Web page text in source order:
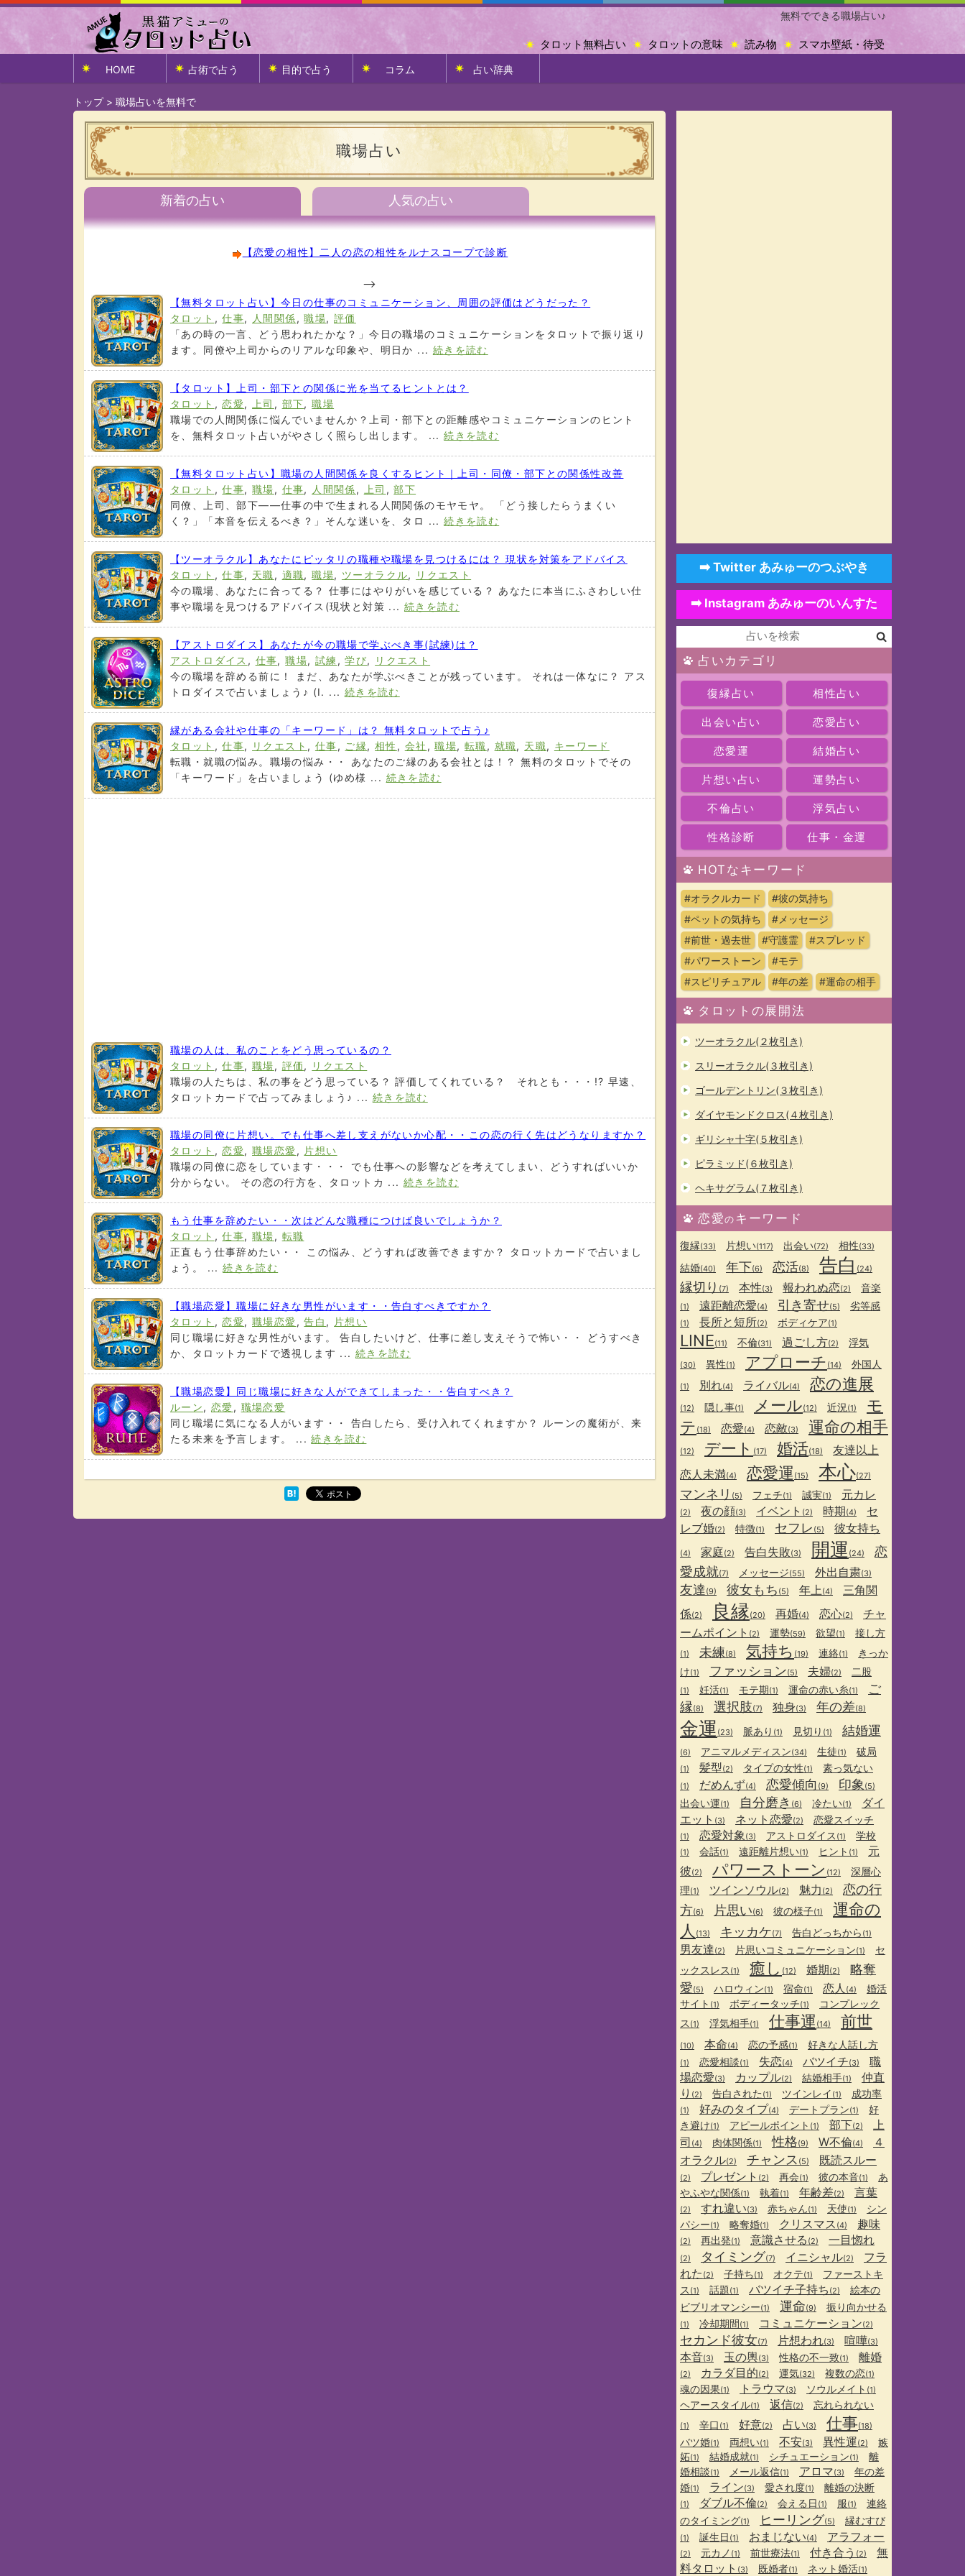
無料でできる職場占い♪
スマホ壁紙・待受
読み物
タロットの意味
タロット無料占い
HOME 占術で占う 目的で占う コラム 占い辞典
トップ> 職場占いを無料で
職場占い
新着の占い 人気の占い
【恋愛の相性】二人の恋の相性をルナスコープで診断
-->
【無料タロット占い】今日の仕事のコミュニケーション、周囲の評価はどうだった？
タロット ,仕事, 人間関係,職場,評価
「あの時の一言、どう思われたかな？」今日の職場のコミュニケーションをタロットで振り返り
ます。同僚や上司からのリアルな印象や、明日か ... 続きを読む
【タロット】上司・部下との関係に光を当てるヒントとは？
タロット ,恋愛, 上司 , 部下,職場
職場での人間関係に悩んでいませんか？上司・部下との距離感やコミュニケーションのヒント
を、無料タロット占いがやさしく照らし出します。 ...続きを読む
【無料タロット占い】職場の人間関係を良くするヒント｜上司・同僚・部下との関係性改善
タロット ,仕事,職場, 仕事, 人間関係, 上司 ,部下
同僚、上司、部下――仕事の中で生まれる人間関係のモヤモヤ。 「どう接したらうまくい
く？」「本音を伝えるべき？」そんな迷いを、タロ ...続きを読む
【ツーオラクル】あなたにピッタリの職種や職場を見つけるには？ 現状を対策をアドバイス
タロット ,仕事, 天職, 適職,職場, ツーオラクル,
リクエスト
今の職場、あなたに合ってる？ 仕事にはやりがいを感じている？ あなたに本当にふさわしい仕
事や職場を見つけるアドバイス(現状と対策 ... 続きを読む
【アストロダイス】あなたが今の職場で学ぶべき事(試練)は？
アストロダイス , 仕事,職場, 試練 ,学び,
リクエスト
今の職場を辞める前に！ まだ、あなたが学ぶべきことが残っています。 それは一体なに？ アス
トロダイスで占いましょう♪ (I. ... 続きを読む
縁がある会社や仕事の「キーワード」は？ 無料タロットで占う♪
タロット ,仕事, リクエスト , 仕事, ご縁,相性 , 会社 ,職場, 転職, 就職, 天職, キーワード
転職・就職の悩み。職場の悩み・・ あなたのご縁のある会社とは！？ 無料のタロットでその
「キーワード」を占いましょう (ゆめ様 ... 続きを読む
職場の人は、私のことをどう思っているの？
タロット ,仕事,職場, 評価,
リクエスト
職場の人たちは、私の事をどう思っている？ 評価してくれている？ それとも・・・!? 早速、
タロットカードで占ってみましょう♪ ... 続きを読む
職場の同僚に片想い。でも仕事へ差し支えがないか心配・・この恋の行く先はどうなりますか？
タロット ,恋愛,職場恋愛 , 片想い
職場の同僚に恋をしています・・・ でも仕事への影響などを考えてしまい、どうすればいいか
分からない。 その恋の行方を、タロットカ ... 続きを読む
もう仕事を辞めたい・・次はどんな職種につけば良いでしょうか？
タロット ,仕事,職場, 転職
正直もう仕事辞めたい・・ この悩み、どうすれば改善できますか？ タロットカードで占いまし
ょう。 ...続きを読む
【職場恋愛】職場に好きな男性がいます・・告白すべきですか？
タロット ,恋愛,職場恋愛 ,告白 , 片想い
同じ職場に好きな男性がいます。 告白したいけど、仕事に差し支えそうで怖い・・ どうすべき
か、タロットカードで透視します ... 続きを読む
【職場恋愛】同じ職場に好きな人ができてしまった・・告白すべき？
ルーン, 恋愛 , 職場恋愛
同じ職場に気になる人がいます・・ 告白したら、受け入れてくれますか？ ルーンの魔術が、来
たる未来を予言します。 ...続きを読む
➡️ Twitter あみゅーのつぶやき
➡️ Instagram あみゅーのいんすた
占いカテゴリ
復縁占い 相性占い
出会い占い 恋愛占い
恋愛運 結婚占い
片想い占い 運勢占い
不倫占い 浮気占い
性格診断 仕事・金運
HOTなキーワード
#オラクルカード
#彼の気持ち
#ペットの気持ち
#メッセージ
#前世・過去世
#守護霊
#スプレッド
#パワーストーン
#モテ
#スピリチュアル
#年の差 #運命の相手
タロットの展開法
ツーオラクル(２枚引き)
スリーオラクル(３枚引き)
ゴールデントリン(３枚引き)
ダイヤモンドクロス(４枚引き)
ギリシャ十字(５枚引き)
ピラミッド(６枚引き)
ヘキサグラム(７枚引き)
恋愛のキーワード
復縁(33) 片想い(117) 出会い(72) 相性(33)
結婚(40) 年下(6) 恋活(8) 告白 (24)
縁切り (7) 本性(3) 報われぬ恋(2) 音楽
(1) 遠距離恋愛(4) 引き寄せ(5) 劣等感
(1) 長所と短所(2) ボディケア(1)
LINE(11) 不倫(31) 過ごし方(2) 浮気
(30) 異性(1) アプローチ (14) 外国人
(1) 別れ(4) ライバル(4) 恋の進展
(12) 隠し事(1) メール(12) 近況 (1)
モ
テ (18) 恋愛(4) 恋敵(3) 運命の相手
(12) デート (17) 婚活(18)
友達以上
恋人未満(4) 恋愛運 (15) 本心(27)
マンネリ (5) フェチ(1) 誠実(1) 元カレ
(2) 夜の顔(3) イベント (2) 時期(4)
セ
レブ婚(2) 特徴(1) セフレ (5) 彼女持ち
(4) 家庭(2) 告白失敗(3) 開運 (24)
恋
愛成就(7) メッセージ(55) 外出自粛(3)
友達 (9) 彼女もち (5) 年上(4)
三角関
係(2) 良縁(20) 再婚(4) 恋心(2)
チャ
ームポイント (2) 運勢(59) 欲望(1) 接し方
(1) 未練(8) 気持ち (19) 連絡(1)
きっか
け(1) ファッション(5) 夫婦(2) 二股
(1) 妊活(1) モテ期(1) 運命の赤い糸(1)
ご
縁(8) 選択肢(7) 独身(3) 年の差(8)
金運 (23) 脈あり (1) 見切り (1) 結婚運
(6) アニマルメディスン(34) 生徒(1) 破局
(1) 髪型(2) タイプの女性(1) 素っ気ない
(1) だめんず(4) 恋愛傾向 (9) 印象 (5)
出会い運(1) 自分磨き (6) 冷たい(1)
ダイ
エット (3) ネット恋愛(2) 恋愛スイッチ
(1) 恋愛対象(3) アストロダイス (1) 学校
(1) 会話(1) 遠距離片想い(1) ヒント (1)
元
彼(2) パワーストーン (12)
深層心
理(1) ツインソウル(2) 魅力 (2)
恋の行
方(6) 片思い(6) 彼の様子(1)
運命の
人 (13) キッカケ(7) 告白どっちから (1)
男友達(2) 片思いコミュニケーション(1)
セ
ックスレス (1) 癒し (12) 婚期(2)
略奪
愛(5) ハロウィン(1) 宿命(1) 恋人 (4)
婚活
サイト (1) ボディータッチ(1)
コンプレック
ス (1) 浮気相手(1) 仕事運 (14) 前世
(10) 本命(4) 恋の予感(1) 好きな人話し方
(1) 恋愛相談(1) 失恋(4) バツイチ(3)
職
場恋愛(3) カップル(2) 結婚相手(1)
仲直
り (2) 告白された (1) ツインレイ (1) 成功率
(1) 好みのタイプ(4) デートプラン(1)
好
き避け(1) アピールポイント (1) 部下(2)
上
司 (4) 肉体関係(1) 性格(9) W不倫(4)
４
オラクル(2) チャンス (5) 既読スルー
(2) プレゼント (2) 再会(1) 彼の本音(1)
あ
やふやな関係(1) 執着(1) 年齢差(2) 言葉
(2) すれ違い(3) 赤ちゃん(1) 天使(1)
シン
パシー(1) 略奪婚(1) クリスマス (4) 趣味
(2) 再出発(1) 意識させる (2) 一目惚れ
(2) タイミング(7) イニシャル(2)
フラ
れた (2) 子持ち(1) オクテ(1)
ファーストキ
ス (1) 話題(1) バツイチ子持ち (2)
絵本の
ビブリオマンシー(1) 運命(9) 振り向かせる
(1) 冷却期間(1) コミュニケーション(2)
セカンド彼女(7) 片想われ(3) 喧嘩(3)
本音(3) 玉の輿(3) 性格の不一致(1) 離婚
(2) カラダ目的(2) 運気(32) 複数の恋(1)
魂の因果(1) トラウマ(3) ソウルメイト (1)
ヘアースタイル(1) 返信(2) 忘れられない
(1) 辛口 (1) 好意(2) 占い(3) 仕事(18)
バツ婚(1) 両想い(1) 不安(3) 異性運(2)
嫉
妬(1) 結婚成就(1) シチュエーション(1)
離
婚相談(1) メール返信(1) アロマ(3)
年の差
婚(1) ライン(3) 愛され度(1) 離婚の決断
(1) ダブル不倫(2) 会える日 (1) 服(1)
連絡
のタイミング(1) ヒーリング(5) 縁むすび
(1) 誕生日 (1) おまじない(4) アラフォー
(2) 元カノ (1) 前世療法(1) 付き合う (2)
無
料タロット (3) 既婚者(1) ネット婚活(1)